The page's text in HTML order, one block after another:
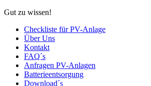
Gut zu wissen!
Checkliste für PV-Anlage
Über Uns
Kontakt
FAQ´s
Anfragen PV-Anlagen
Batterieentsorgung
Download´s